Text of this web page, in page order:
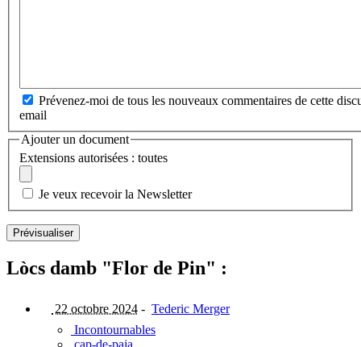
Prévenez-moi de tous les nouveaux commentaires de cette
email
Ajouter un document
Extensions autorisées : toutes
Je veux recevoir la Newsletter
Lòcs damb "Flor de Pin" :
22 octobre 2024 - Tederic Merger
Incontournables
cap-de-paja